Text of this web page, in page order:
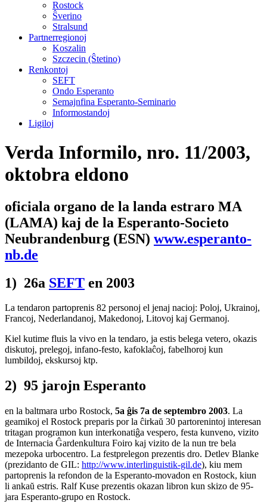
Rostock
Ŝverino
Stralsund
Partnerregionoj
Koszalin
Szczecin (Ŝtetino)
Renkontoj
SEFT
Ondo Esperanto
Semajnfina Esperanto-Seminario
Informostandoj
Ligiloj
Verda Informilo, nro. 11/2003,
oktobra eldono
oficiala organo de la landa estraro MA
(LAMA) kaj de la Esperanto-Societo
Neubrandenburg (ESN) www.esperanto-
nb.de
1) 26a SEFT en 2003
La tendaron partoprenis 82 personoj el jenaj nacioj: Poloj, Ukrainoj,
Francoj, Nederlandanoj, Makedonoj, Litovoj kaj Germanoj.
Kiel kutime fluis la vivo en la tendaro, ja estis belega vetero, okazis
diskutoj, prelegoj, infano-festo, kafoklaĉoj, fabelhoroj kun
lumbildoj, ekskursoj ktp.
2) 95 jarojn Esperanto
en la baltmara urbo Rostock, 5a ĝis 7a de septembro 2003. La
geamikoj el Rostock preparis por la ĉirkaŭ 30 partorenintoj interesan
tritagan programon kun interkonatiĝa vespero, festa kunveno, vizito
de Internacia Ĝardenkultura Foiro kaj vizito de la nun tre bela
mezepoka urbocentro. La festprelegon prezentis dro. Detlev Blanke
(prezidanto de GIL: http://www.interlinguistik-gil.de), kiu mem
partoprenis la refondon de la Esperanto-movadon en Rostock, kiun
li ankaŭ estris. Ralf Kuse prezentis okazan libron kun skizo de 95-
jara Esperanto-grupo en Rostock.